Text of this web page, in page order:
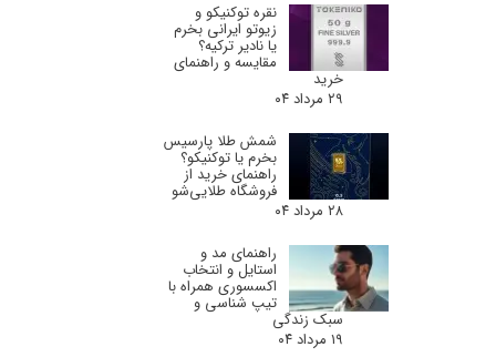
نقره توکنیکو و
زیوتو ایرانی بخرم
یا نادیر ترکیه؟
مقایسه و راهنمای
خرید
۲۹ مرداد ۰۴
شمش طلا پارسیس
بخرم یا توکنیکو؟
راهنمای خرید از
فروشگاه طلایی‌شو
۲۸ مرداد ۰۴
راهنمای مد و
استایل و انتخاب
اکسسوری همراه با
تیپ شناسی و
سبک زندگی
۱۹ مرداد ۰۴